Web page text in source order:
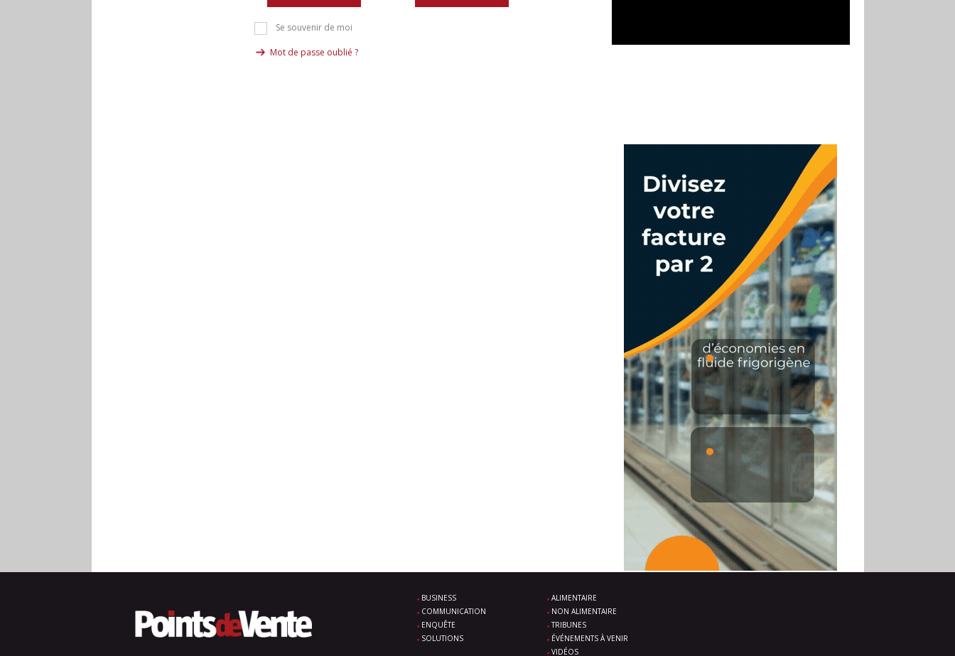
Se souvenir de moi
Mot de passe oublié ?
BUSINESS
COMMUNICATION
ENQUÊTE
SOLUTIONS
ALIMENTAIRE
NON ALIMENTAIRE
TRIBUNES
ÉVÉNEMENTS À VENIR
VIDÉOS